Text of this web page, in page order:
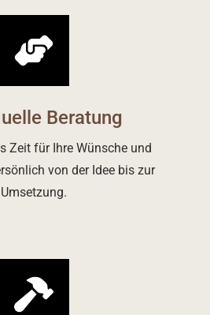
Beratung
Zeit für Ihre Wünsche und
von der Idee bis zur
Umsetzung.